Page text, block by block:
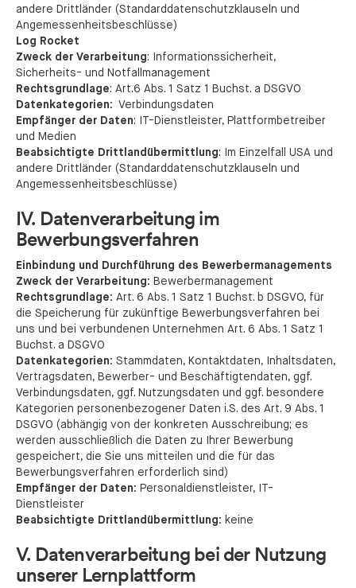
andere Drittländer (Standarddatenschutzklauseln und
Angemessenheitsbeschlüsse)
Log Rocket
Zweck der Verarbeitung: Informationssicherheit,
Sicherheits- und Notfallmanagement
Rechtsgrundlage: Art.6 Abs. 1 Satz 1 Buchst. a DSGVO
Datenkategorien: Verbindungsdaten
Empfänger der Daten: IT-Dienstleister, Plattformbetreiber
und Medien
Beabsichtigte Drittlandübermittlung: Im Einzelfall USA und
andere Drittländer (Standarddatenschutzklauseln und
Angemessenheitsbeschlüsse)
IV. Datenverarbeitung im
Bewerbungsverfahren
Einbindung und Durchführung des Bewerbermanagements
Zweck der Verarbeitung: Bewerbermanagement
Rechtsgrundlage: Art. 6 Abs. 1 Satz 1 Buchst. b DSGVO, für
die Speicherung für zukünftige Bewerbungsverfahren bei
uns und bei verbundenen Unternehmen Art. 6 Abs. 1 Satz 1
Buchst. a DSGVO
Datenkategorien: Stammdaten, Kontaktdaten, Inhaltsdaten,
Vertragsdaten, Bewerber- und Beschäftigtendaten, ggf.
Verbindungsdaten, ggf. Nutzungsdaten und ggf. besondere
Kategorien personenbezogener Daten i.S. des Art. 9 Abs. 1
DSGVO (abhängig von der konkreten Ausschreibung; es
werden ausschließlich die Daten zu Ihrer Bewerbung
gespeichert, die Sie uns mitteilen und die für das
Bewerbungsverfahren erforderlich sind)
Empfänger der Daten: Personaldienstleister, IT-
Dienstleister
Beabsichtigte Drittlandübermittlung: keine
V. Datenverarbeitung bei der Nutzung
unserer Lernplattform